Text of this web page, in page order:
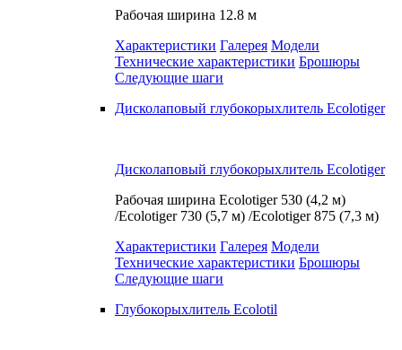
Рабочая ширина 12.8 м
Характеристики Галерея Модели
Технические характеристики Брошюры
Следующие шаги
Дисколаповый глубокорыхлитель Ecolotiger
Дисколаповый глубокорыхлитель Ecolotiger
Рабочая ширина Ecolotiger 530 (4,2 м)
/Ecolotiger 730 (5,7 м) /Ecolotiger 875 (7,3 м)
Характеристики Галерея Модели
Технические характеристики Брошюры
Следующие шаги
Глубокорыхлитель Ecolotil